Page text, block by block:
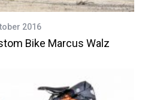
2016
Bike Marcus Walz